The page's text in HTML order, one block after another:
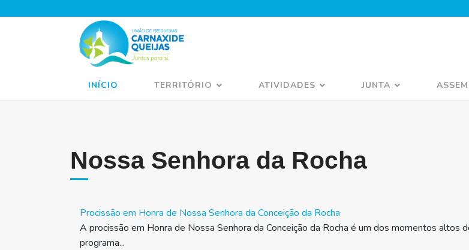
INÍCIO TERRITÓRIO ATIVIDADES JUNTA
Nossa Senhora da Rocha
Procissão em Honra de Nossa Senhora da Conceição da Rocha
A procissão em Honra de Nossa Senhora da Conceição da Rocha é um dos momentos altos
programa...